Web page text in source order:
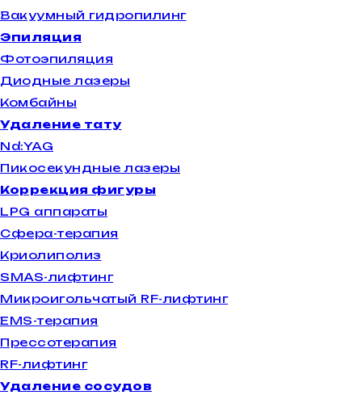
Вакуумный гидропилинг
Эпиляция
Фотоэпиляция
Диодные лазеры
Комбайны
Удаление тату
Nd:YAG
Пикосекундные лазеры
Коррекция фигуры
LPG аппараты
Сфера-терапия
Криолиполиз
SMAS-лифтинг
Микроигольчатый RF-лифтинг
EMS-терапия
Прессотерапия
RF-лифтинг
Удаление сосудов